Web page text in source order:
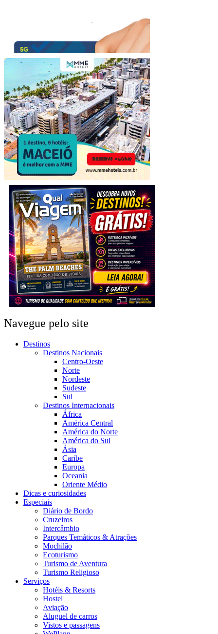
Navegue pelo site
Destinos
Destinos Nacionais
Centro-Oeste
Norte
Nordeste
Sudeste
Sul
Destinos Internacionais
África
América Central
América do Norte
América do Sul
Ásia
Caribe
Europa
Oceania
Oriente Médio
Dicas e curiosidades
Especiais
Diário de Bordo
Cruzeiros
Intercâmbio
Parques Temáticos & Atrações
Mochilão
Ecoturismo
Turismo de Aventura
Turismo Religioso
Serviços
Hotéis & Resorts
Hostel
Aviação
Aluguel de carros
Vistos e passagens